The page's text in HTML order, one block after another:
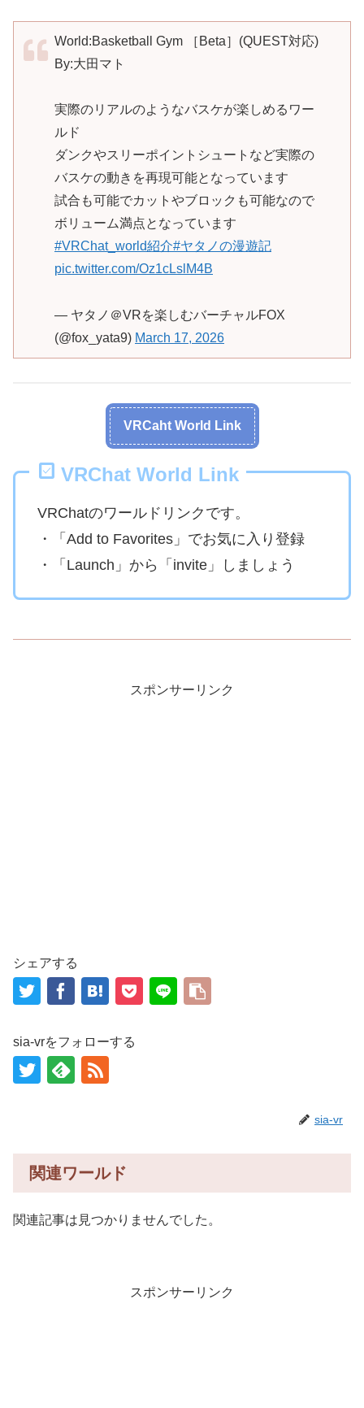
World:Basketball Gym ［Beta］(QUEST対応)
By:大田マト
実際のリアルのようなバスケが楽しめるワー
ルド
ダンクやスリーポイントシュートなど実際の
バスケの動きを再現可能となっています
試合も可能でカットやブロックも可能なので
ボリューム満点となっています
#VRChat_world紹介#ヤタノの漫遊記
pic.twitter.com/Oz1cLslM4B
— ヤタノ＠VRを楽しむバーチャルFOX
(@fox_yata9) March 17, 2026
VRCaht World Link
VRChat World Link
VRChatのワールドリンクです。
・「Add to Favorites」でお気に入り登録
・「Launch」から「invite」しましょう
スポンサーリンク
シェアする
sia-vrをフォローする
sia-vr
関連ワールド
関連記事は見つかりませんでした。
スポンサーリンク